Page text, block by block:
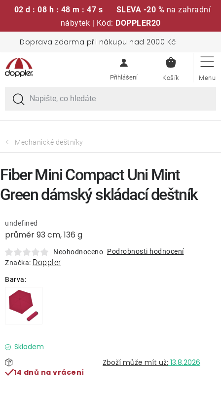
02 d : 08 h : 48 m : 46 s SLEVA -20 % na zahradní
nábytek | Kód: DOPPLER20
obsah
Doprava zdarma při nákupu nad 2000 Kč
KOŠÍK
Sedací soupravy
Slunečníky
Křesla a židle
Lavice a houpačky
Lehátka
Doplňky
Gastro produkty
Kolekce
Prodávané značky
Mechanické deštníky
průměr 93 cm, 136 g
undefined
Neohodnoceno Podrobnosti hodnocení
Značka: Doppler
Skladem
13.8.2026
14 dnů na vrácení
Fiber Mini Compact Uni Mint
Green dámský skládací deštník